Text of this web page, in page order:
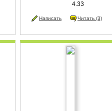
4.33
Написать Читать (3)